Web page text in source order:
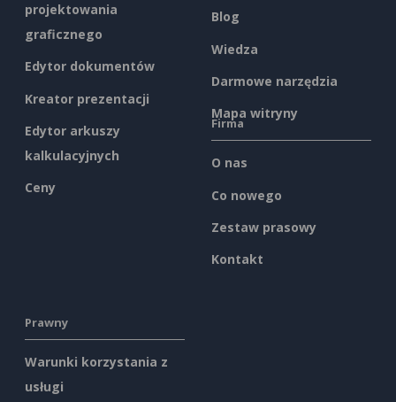
projektowania
graficznego
Edytor dokumentów
Kreator prezentacji
Edytor arkuszy
kalkulacyjnych
Ceny
Blog
Wiedza
Darmowe narzędzia
Mapa witryny
Firma
O nas
Co nowego
Zestaw prasowy
Kontakt
Prawny
Warunki korzystania z
usługi